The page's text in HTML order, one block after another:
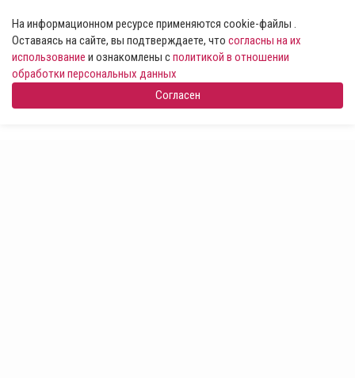
На информационном ресурсе применяются cookie-файлы .
Оставаясь на сайте, вы подтверждаете, что согласны на их
использование и ознакомлены сполитикой в отношении
обработки персональных данных
Согласен